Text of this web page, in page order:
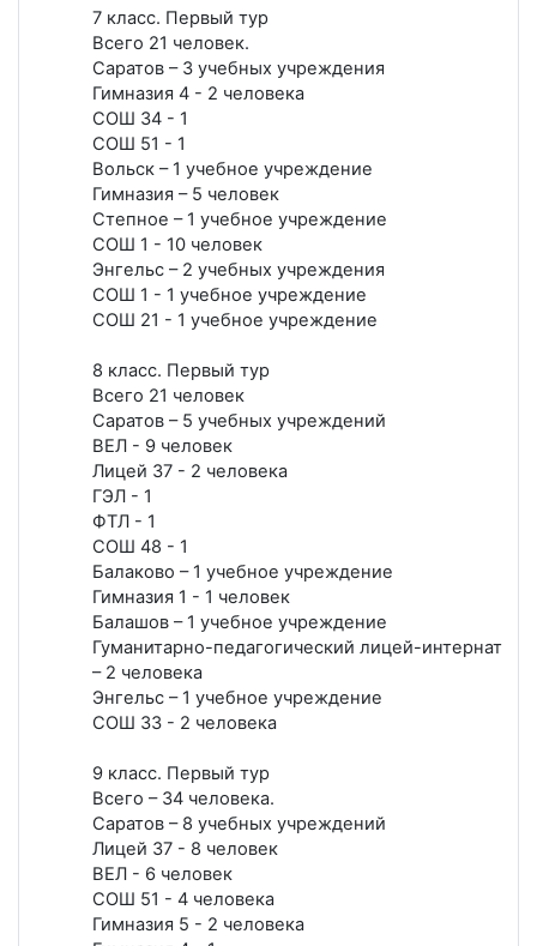
7 класс. Первый тур
Всего 21 человек.
Саратов – 3 учебных учреждения
Гимназия 4 - 2 человека
СОШ 34 - 1
СОШ 51 - 1
Вольск – 1 учебное учреждение
Гимназия – 5 человек
Степное – 1 учебное учреждение
СОШ 1 - 10 человек
Энгельс – 2 учебных учреждения
СОШ 1 - 1 учебное учреждение
СОШ 21 - 1 учебное учреждение
8 класс. Первый тур
Всего 21 человек
Саратов – 5 учебных учреждений
ВЕЛ - 9 человек
Лицей 37 - 2 человека
ГЭЛ - 1
ФТЛ - 1
СОШ 48 - 1
Балаково – 1 учебное учреждение
Гимназия 1 - 1 человек
Балашов – 1 учебное учреждение
Гуманитарно-педагогический лицей-интернат
– 2 человека
Энгельс – 1 учебное учреждение
СОШ 33 - 2 человека
9 класс. Первый тур
Всего – 34 человека.
Саратов – 8 учебных учреждений
Лицей 37 - 8 человек
ВЕЛ - 6 человек
СОШ 51 - 4 человека
Гимназия 5 - 2 человека